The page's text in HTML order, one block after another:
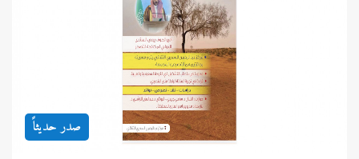
صدر حديثاً